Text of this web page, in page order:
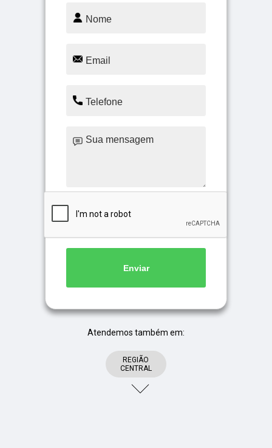
Enviar
Atendemos também em:
REGIÃO
CENTRAL